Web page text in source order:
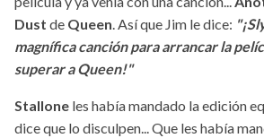
Dust de Queen. Así que Jim le dice:
magnífica canción para arrancar la
superar a Queen!"
Stallone les había mandado la edición
dice que lo disculpen... Que les había